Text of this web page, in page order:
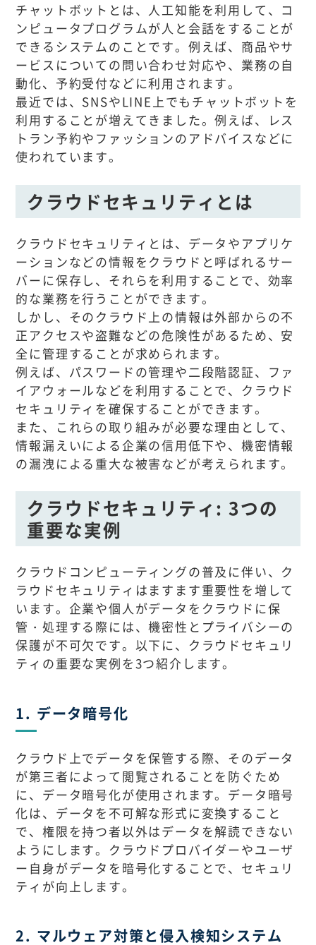
チャットボットとは、人工知能を利用して、コ
ンピュータプログラムが人と会話をすることが
できるシステムのことです。例えば、商品やサ
ービスについての問い合わせ対応や、業務の自
動化、予約受付などに利用されます。
最近では、SNSやLINE上でもチャットボットを
利用することが増えてきました。例えば、レス
トラン予約やファッションのアドバイスなどに
使われています。
クラウドセキュリティとは
クラウドセキュリティとは、データやアプリケ
ーションなどの情報をクラウドと呼ばれるサー
バーに保存し、それらを利用することで、効率
的な業務を行うことができます。
しかし、そのクラウド上の情報は外部からの不
正アクセスや盗難などの危険性があるため、安
全に管理することが求められます。
例えば、パスワードの管理や二段階認証、ファ
イアウォールなどを利用することで、クラウド
セキュリティを確保することができます。
また、これらの取り組みが必要な理由として、
情報漏えいによる企業の信用低下や、機密情報
の漏洩による重大な被害などが考えられます。
クラウドセキュリティ: 3つの
重要な実例
クラウドコンピューティングの普及に伴い、ク
ラウドセキュリティはますます重要性を増して
います。企業や個人がデータをクラウドに保
管・処理する際には、機密性とプライバシーの
保護が不可欠です。以下に、クラウドセキュリ
ティの重要な実例を3つ紹介します。
1. データ暗号化
クラウド上でデータを保管する際、そのデータ
が第三者によって閲覧されることを防ぐため
に、データ暗号化が使用されます。データ暗号
化は、データを不可解な形式に変換すること
で、権限を持つ者以外はデータを解読できない
ようにします。クラウドプロバイダーやユーザ
ー自身がデータを暗号化することで、セキュリ
ティが向上します。
2. マルウェア対策と侵入検知システム